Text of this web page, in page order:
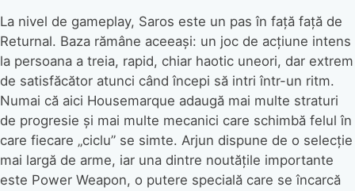
La nivel de gameplay, Saros este un pas în față față de
Returnal. Baza rămâne aceeași: un joc de acțiune intens
la persoana a treia, rapid, chiar haotic uneori, dar extrem
de satisfăcător atunci când începi să intri într-un ritm.
Numai că aici Housemarque adaugă mai multe straturi
de progresie și mai multe mecanici care schimbă felul în
care fiecare „ciclu” se simte. Arjun dispune de o selecție
mai largă de arme, iar una dintre noutățile importante
este Power Weapon, o putere specială care se încarcă